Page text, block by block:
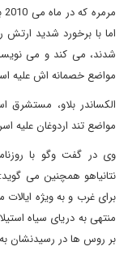
شدند، می کند و می نویسد
مواضع خصمانه اش علیه
الکساندر بلاو، مستشرق
مواضع تند اردوغان علیه
وی در گفت وگو با
نتانیاهو همچنین می
برای غرب و به ویژه
منتهی به دریای سیاه
بر روس ها در رسیدنشان به